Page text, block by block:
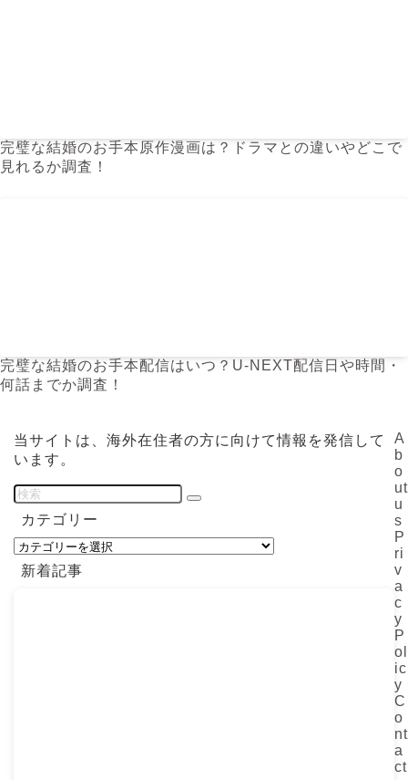
完璧な結婚のお手本原作漫画は？ドラマとの違いやどこで
見れるか調査！
完璧な結婚のお手本配信はいつ？U-NEXT配信日や時間・
何話までか調査！
当サイトは、海外在住者の方に向けて情報を発信して
います。
カテゴリー
カ
テ
新着記事
A
b
o
ut
u
s
P
ri
v
a
c
y
P
ol
ic
y
C
o
nt
a
ct